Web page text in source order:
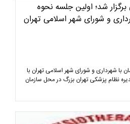
شد؛ اولین جلسه نحوه
و شورای شهر اسلامی تهران
با شهرداری و شورای شهر اسلامی تهران با
نظام پزشکی تهران بزرگ در محل سازمان